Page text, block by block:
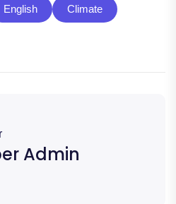
English Climate
Admin